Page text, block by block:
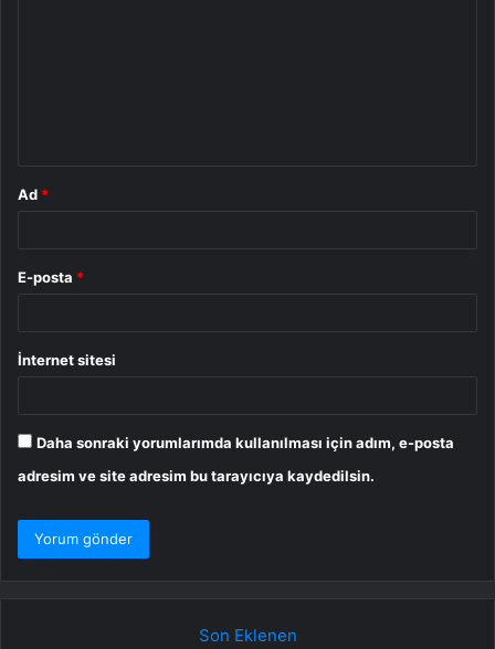
Ad *
E-posta *
İnternet sitesi
Daha sonraki yorumlarımda kullanılması için adım, e-posta
adresim ve site adresim bu tarayıcıya kaydedilsin.
Son Eklenen